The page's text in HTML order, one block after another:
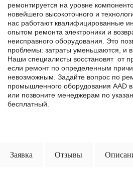
ремонтируется на уровне
новейшего высокоточного и
нас работают квалифицированные
опытом ремонта электроники и
неисправного оборудования. Это
проблемы: затраты уменьшаются, и
Наши специалисты восстановят от
если ремонт по определенным
невозможным. Задайте вопрос по
промышленного оборудования AAD
или позвоните менеджерам по
бесплатный.
Заявка Отзывы